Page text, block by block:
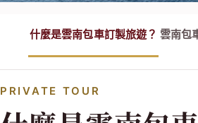
什麼是雲南包車訂製旅遊？ 雲南包
PRIVATE TOUR